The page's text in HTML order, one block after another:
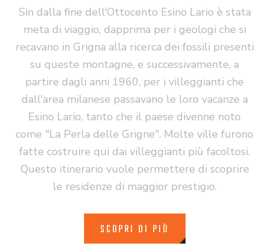
Sin dalla fine dell'Ottocento Esino Lario è stata
meta di viaggio, dapprima per i geologi che si
recavano in Grigna alla ricerca dei fossili presenti
su queste montagne, e successivamente, a
partire dagli anni 1960, per i villeggianti che
dall'area milanese passavano le loro vacanze a
Esino Lario, tanto che il paese divenne noto
come "La Perla delle Grigne". Molte ville furono
fatte costruire qui dai villeggianti più facoltosi.
Questo itinerario vuole permettere di scoprire
le residenze di maggior prestigio.
SCOPRI DI PIÙ